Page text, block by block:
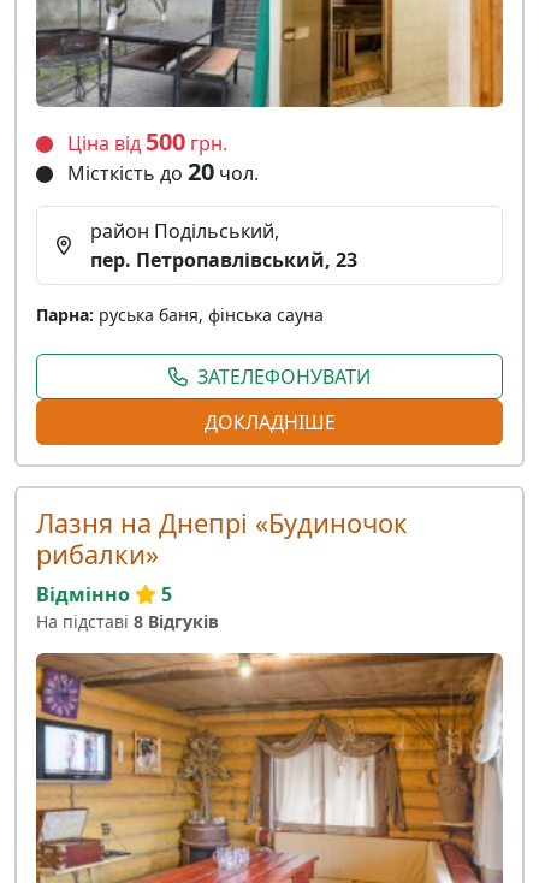
Ціна від 500 грн.
Місткість до 20 чол.
район Подільський,
пер. Петропавлівський, 23
Парна: руська баня, фінська сауна
ЗАТЕЛЕФОНУВАТИ
ДОКЛАДНІШЕ
Лазня на Днепрі «Будиночок
рибалки»
Відмінно 5
На підставі 8 Відгуків